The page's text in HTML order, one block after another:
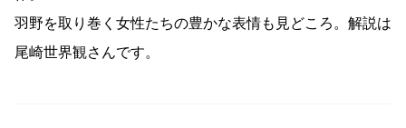
羽野を取り巻く女性たちの豊かな表情も見どころ。解説は
尾崎世界観さんです。